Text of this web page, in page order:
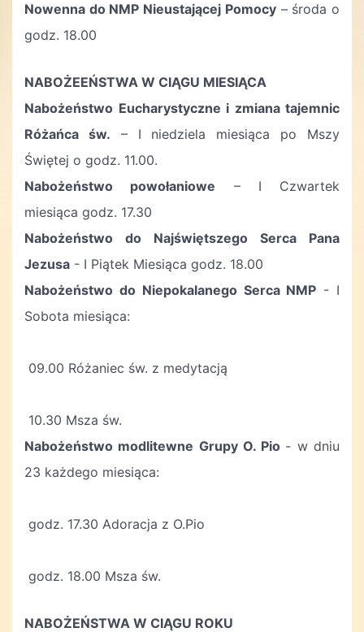
Nowenna do NMP Nieustającej Pomocy– środa o
godz. 18.00
NABOŻEEŃSTWA W CIĄGU MIESIĄCA
Nabożeństwo Eucharystyczne i zmiana tajemnic
Różańca św. – I niedziela miesiąca po Mszy
Świętej o godz. 11.00.
Nabożeństwo powołaniowe – I Czwartek
miesiąca godz. 17.30
Nabożeństwo do Najświętszego Serca Pana
Jezusa - I Piątek Miesiąca godz. 18.00
Nabożeństwo do Niepokalanego Serca NMP - I
Sobota miesiąca:
09.00 Różaniec św. z medytacją
10.30 Msza św.
Nabożeństwo modlitewne Grupy O. Pio - w dniu
23 każdego miesiąca:
godz. 17.30 Adoracja z O.Pio
godz. 18.00 Msza św.
NABOŻEŃSTWA W CIĄGU ROKU